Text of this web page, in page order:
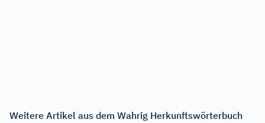
Weitere Artikel aus dem Wahrig Herkunftswörterbuch